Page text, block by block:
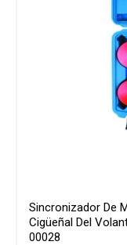
Sincronizador De
Cigüeñal Del
00028